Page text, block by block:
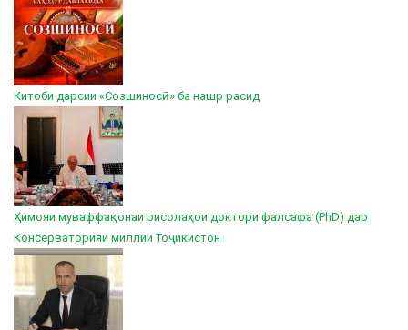
Китоби дарсии «Созшиносӣ» ба нашр расид
Ҳимояи муваффақонаи рисолаҳои доктори фалсафа (PhD) дар
Консерваторияи миллии Тоҷикистон